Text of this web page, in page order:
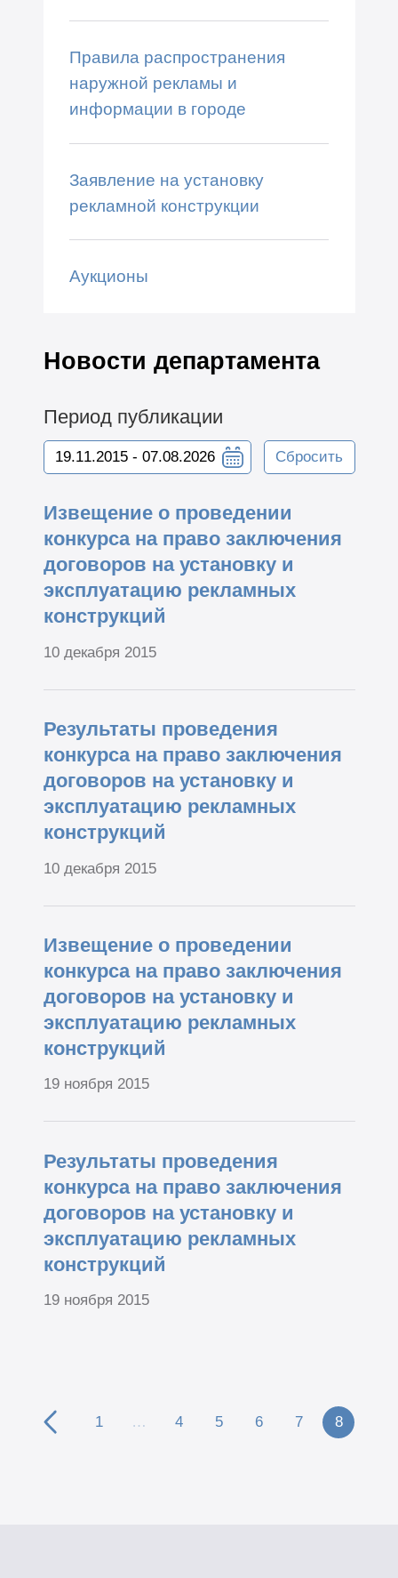
Правила распространения
наружной рекламы и
информации в городе
Заявление на установку
рекламной конструкции
Аукционы
Новости департамента
Период публикации
Сбросить
Извещение о проведении
конкурса на право заключения
договоров на установку и
эксплуатацию рекламных
конструкций
10 декабря 2015
Результаты проведения
конкурса на право заключения
договоров на установку и
эксплуатацию рекламных
конструкций
10 декабря 2015
Извещение о проведении
конкурса на право заключения
договоров на установку и
эксплуатацию рекламных
конструкций
19 ноября 2015
Результаты проведения
конкурса на право заключения
договоров на установку и
эксплуатацию рекламных
конструкций
19 ноября 2015
1 … 4 5 6 7 8